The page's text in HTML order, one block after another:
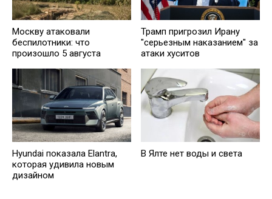
Москву атаковали
беспилотники: что
произошло 5 августа
Трамп пригрозил Ирану
"серьезным наказанием" за
атаки хуситов
Hyundai показала Elantra,
которая удивила новым
дизайном
В Ялте нет воды и света